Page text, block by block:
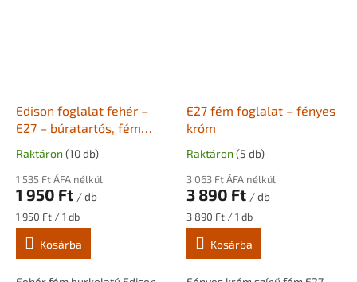
Edison foglalat fehér –
E27 – búratartós, fém
burkolattal
Raktáron (10 db)
1 535 Ft ÁFA nélkül
1 950 Ft / db
Egységár:
1 950 Ft / 1 db
Kosárba
E27 fém foglalat – fényes
króm
Raktáron (5 db)
3 063 Ft ÁFA nélkül
3 890 Ft / db
Egységár:
3 890 Ft / 1 db
Kosárba